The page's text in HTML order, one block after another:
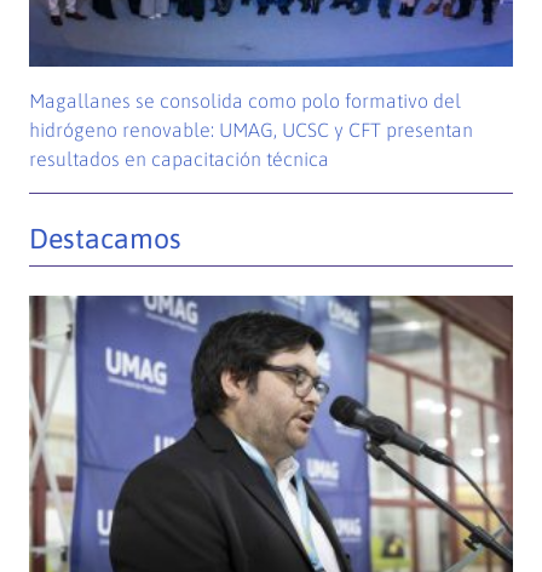
Magallanes se consolida como polo formativo del
hidrógeno renovable: UMAG, UCSC y CFT presentan
resultados en capacitación técnica
Destacamos